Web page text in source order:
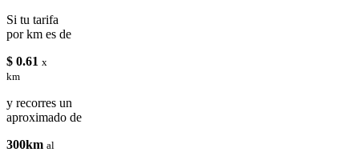
Si tu tarifa
por km es de
$ 0.61 x
km
y recorres un
aproximado de
300km al